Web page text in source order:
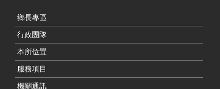
鄉長專區
行政團隊
本所位置
服務項目
機關通訊